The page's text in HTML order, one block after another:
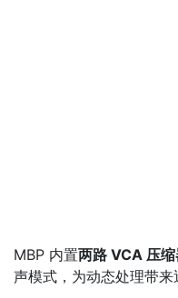
MBP 内置两路 VCA 压
声模式，为动态处理带来